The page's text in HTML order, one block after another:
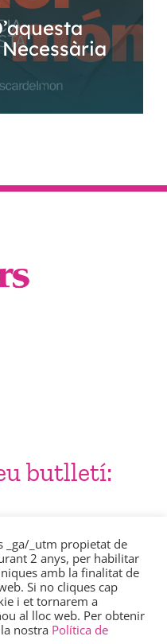
butlletí:
de privacitat.
_ga/_utm propietat de
2 anys, per habilitar
amb la finalitat de
Si no cliques cap
i et tornarem a
al lloc web. Per obtenir
nostra Política de